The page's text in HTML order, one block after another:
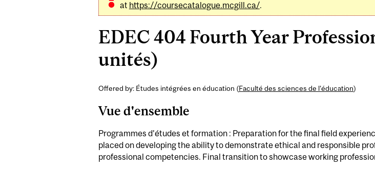
at https://coursecatalogue.mcgill.ca/.
EDEC 404 Fourth Year
unités)
Offered by: Études intégrées en éducation (Faculté des sciences de l’éducation)
Vue d'ensemble
Programmes d’études et formation : Preparation for the final field
placed on developing the ability to demonstrate ethical and responsible
professional competencies. Final transition to showcase working